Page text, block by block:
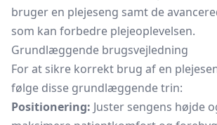
bruger en plejeseng samt de
som kan forbedre plejeoplevelsen.
Grundlæggende brugsvejledning
For at sikre korrekt brug af en
følge disse grundlæggende trin:
Positionering: Juster sengens højde